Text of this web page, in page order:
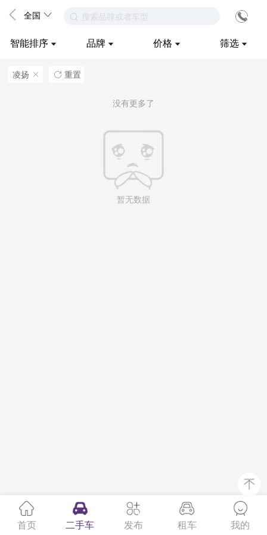
全国 搜索品牌或者车型
智能排序 品牌 价格 筛选
凌扬 ဆ  重置
没有更多了
首页 二手车 发布 租车 我的